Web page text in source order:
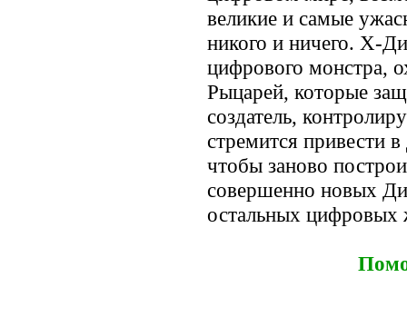
великие и самые
никого и ничего. Х-
цифрового монстра,
Рыцарей, которые
создатель,
стремится привести
чтобы заново
совершенно новых
остальных цифровых